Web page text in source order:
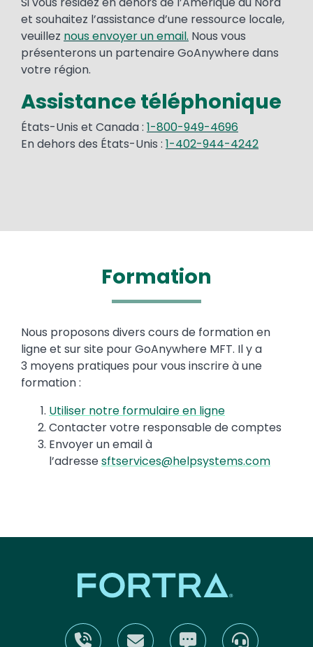
et souhaitez l’assistance d’une ressource locale,
veuillez nous envoyer un email. Nous vous
présenterons un partenaire GoAnywhere dans
votre région.
Assistance téléphonique
États-Unis et Canada : 1-800-949-4696
En dehors des États-Unis : 1-402-944-4242
Formation
Text
Nous proposons divers cours de formation en
ligne et sur site pour GoAnywhere MFT. Il y a
3 moyens pratiques pour vous inscrire à une
formation :
Utiliser notre formulaire en ligne
Contacter votre responsable de comptes
Envoyer un email à
l’adressesftservices@helpsystems.com